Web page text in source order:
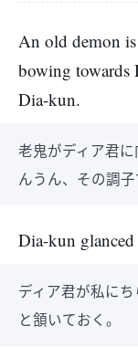
An old demon
bowing towards
Dia-kun.
老鬼がディア君
んうん、その調子
Dia-kun
ディア君が私に
と頷いておく。